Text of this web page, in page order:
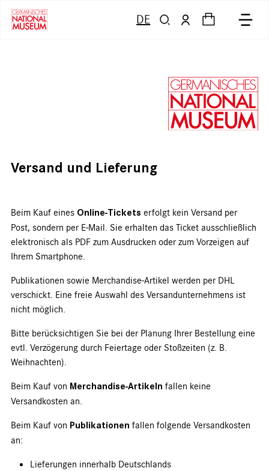
DE
Versand und Lieferung
Beim Kauf eines Online-Tickets erfolgt kein Versand per
Post, sondern per E-Mail. Sie erhalten das Ticket ausschließlich
elektronisch als PDF zum Ausdrucken oder zum Vorzeigen auf
Ihrem Smartphone.
Publikationen sowie Merchandise-Artikel werden per DHL
verschickt. Eine freie Auswahl des Versandunternehmens ist
nicht möglich.
Bitte berücksichtigen Sie bei der Planung Ihrer Bestellung eine
evtl. Verzögerung durch Feiertage oder Stoßzeiten (z. B.
Weihnachten).
Beim Kauf von Merchandise-Artikeln fallen keine
Versandkosten an.
Beim Kauf von Publikationen fallen folgende Versandkosten
an:
Lieferungen innerhalb Deutschlands